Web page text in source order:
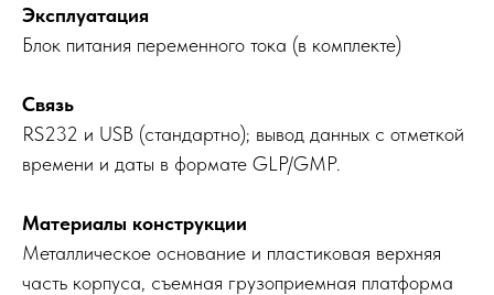
Эксплуатация
Блок питания переменного тока (в комплекте)
Связь
RS232 и USB (стандартно); вывод данных с отметкой
времени и даты в формате GLP/GMP.
Материалы конструкции
Металлическое основание и пластиковая верхняя
часть корпуса, съемная грузоприемная платформа